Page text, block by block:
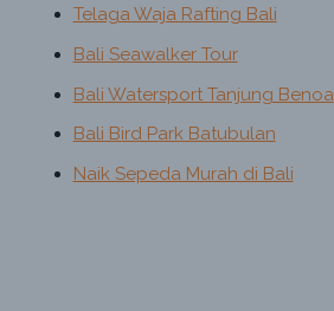
Telaga Waja Rafting Bali
Bali Seawalker Tour
Bali Watersport Tanjung Benoa
Bali Bird Park Batubulan
Naik Sepeda Murah di Bali